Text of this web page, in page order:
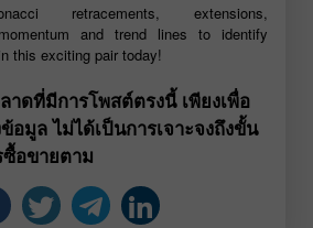
retracements, extensions,
and trend lines to identify
this exciting pair today!
าดที่มีการโพสต์ตรงนี้ เพียงเพื่อ
มูล ไม่ได้เป็นการเจาะจงถึงขั้น
อขายตาม